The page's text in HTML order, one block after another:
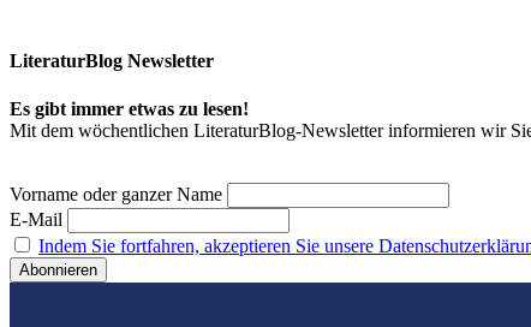
LiteraturBlog Newsletter
Es gibt immer etwas zu lesen!
Mit dem wöchentlichen LiteraturBlog-Newsletter informieren wir
Vorname oder ganzer Name
E-Mail
Indem Sie fortfahren, akzeptieren Sie unsere